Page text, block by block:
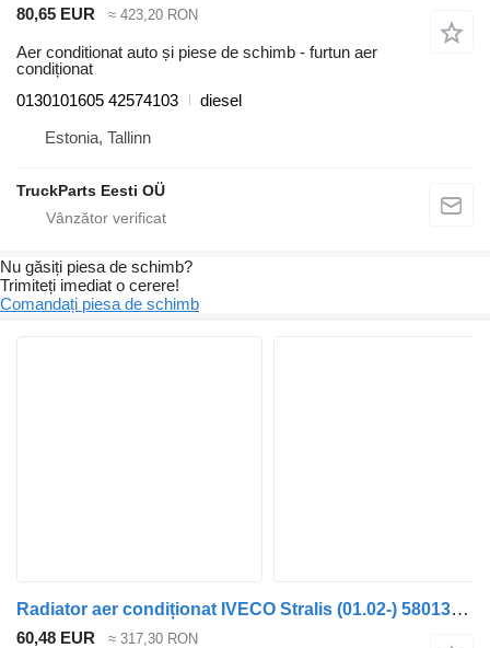
80,65 EUR ≈ 423,20 RON
Aer conditionat auto și piese de schimb - furtun aer
condiționat
0130101605 42574103
diesel
Estonia, Tallinn
TruckParts Eesti OÜ
Nu găsiți piesa de schimb?
Trimiteți imediat o cerere!
Comandați piesa de schimb
Radiator aer condiționat IVECO Stralis (01.02-) 5801350342 pentru cap tractor IVECO Stralis, Trakker (2002-)
60,48 EUR ≈ 317,30 RON